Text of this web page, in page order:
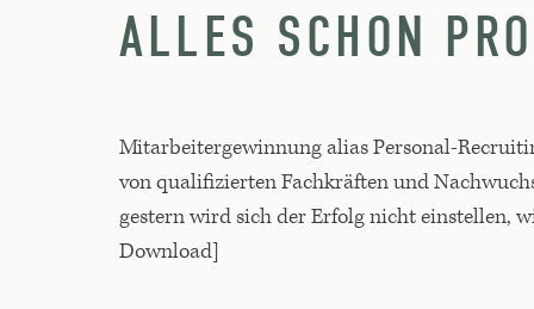
ALLES SCHON
Mitarbeitergewinnung alias Personal-
von qualifizierten Fachkräften und
gestern wird sich der Erfolg nicht einstellen,
Download]